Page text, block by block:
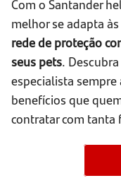
Com o Santander
melhor se adapta
rede de proteção
seus pets.
especialista
benefícios que
contratar com tanta